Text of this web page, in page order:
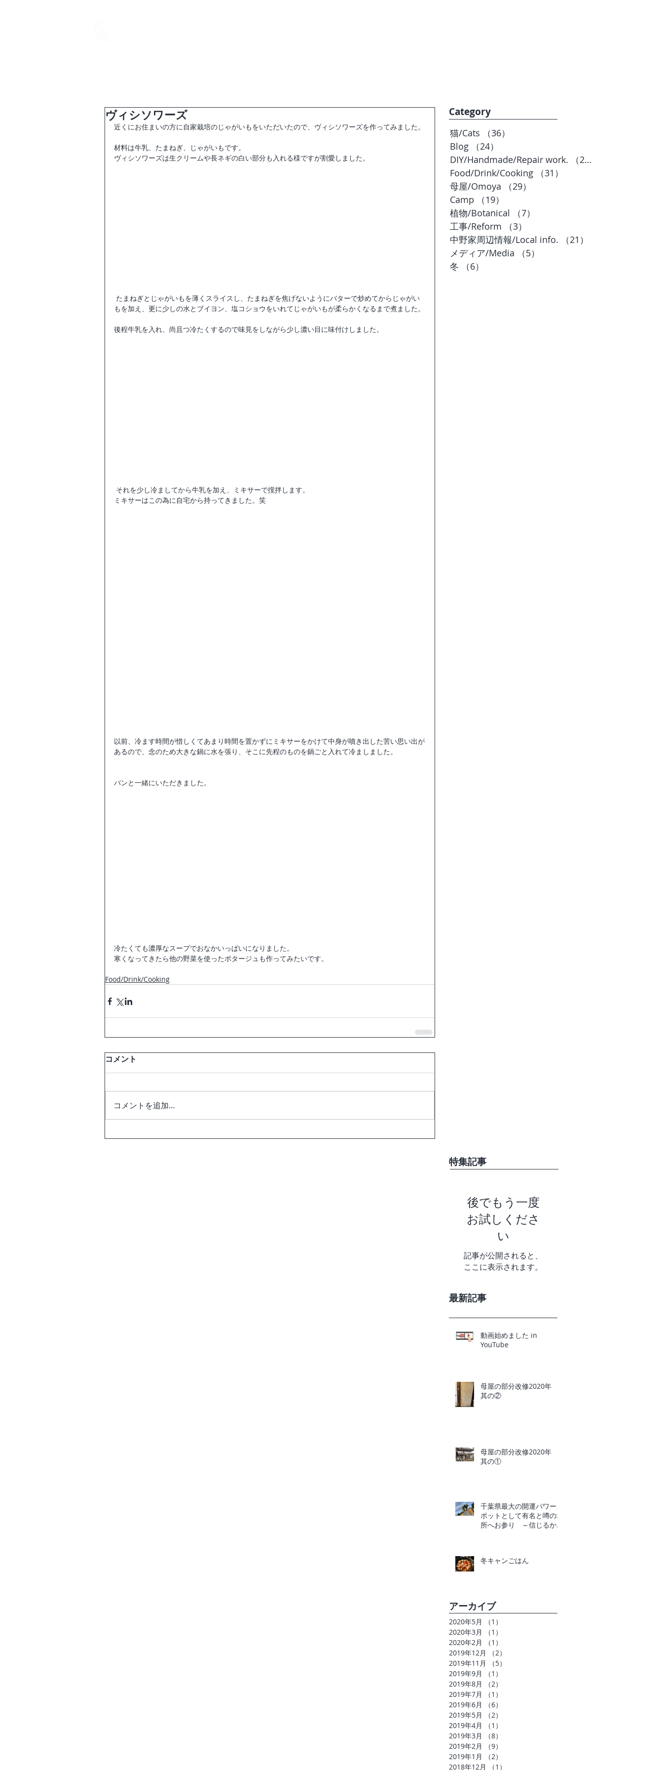
ヴィシソワーズ
近くにお住まいの方に自家栽培のじゃがいもをいただいたので、ヴィシソワーズを作ってみました。
材料は牛乳、たまねぎ、じゃがいもです。
ヴィシソワーズは生クリームや長ネギの白い部分も入れる様ですが割愛しました。
もを加え、更に少しの水とブイヨン、塩コショウをいれてじゃがいもが柔らかくなるまで煮ました。
後程牛乳を入れ、尚且つ冷たくするので味見をしながら少し濃い目に味付けしました。
それを少し冷ましてから牛乳を加え、ミキサーで撹拌します。
ミキサーはこの為に自宅から持ってきました。笑
以前、冷ます時間が惜しくてあまり時間を置かずにミキサーをかけて中身が噴き出した苦い思い出が
あるので、念のため大きな鍋に水を張り、そこに先程のものを鍋ごと入れて冷ましました。
パンと一緒にいただきました。
冷たくても濃厚なスープでおなかいっぱいになりました。
寒くなってきたら他の野菜を使ったポタージュも作ってみたいです。
Food/Drink/Cooking
コメント
コメントを追加…
Category
猫/Cats （36）
Blog
（24）
DIY/Handmade/Repair work.
（20）
Food/Drink/Cooking
（31）
母屋/Omoya
（29）
Camp
（19）
植物/Botanical
（7）
工事/Reform
（3）
中野家周辺情報/Local info.
（21）
メディア/Media
（5）
冬
（6）
特集記事
後でもう一度
お試しくださ
い
記事が公開されると、
ここに表示されます。
最新記事
動画始めました in
YouTube
母屋の部分改修2020年
其の②
母屋の部分改修2020年
其の①
千葉県最大の開運パワース
ポットとして有名と噂の場
所へお参り ～信じるか信
冬キャンごはん
アーカイブ
2020年5月 （1）
2020年3月
（1）
2020年2月
（1）
2019年12月
（2）
2019年11月
（5）
2019年9月
（1）
2019年8月
（2）
2019年7月
（1）
2019年6月
（6）
2019年5月
（2）
2019年4月
（1）
2019年3月
（8）
2019年2月
（9）
2019年1月
（2）
2018年12月
（1）